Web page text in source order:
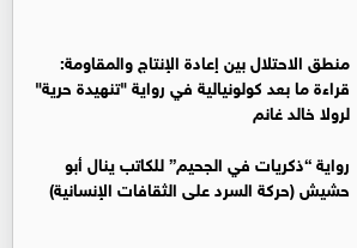
منطق الاحتلال بين إعادة الإنتاج والمقاومة:
قراءة ما بعد كولونيالية في رواية "تنهيدة حرية"
لرولا خالد غانم
رواية “ذكريات في الجحيم” للكاتب ينال أبو
حشيش (حركة السرد على الثقافات الإنسانية)